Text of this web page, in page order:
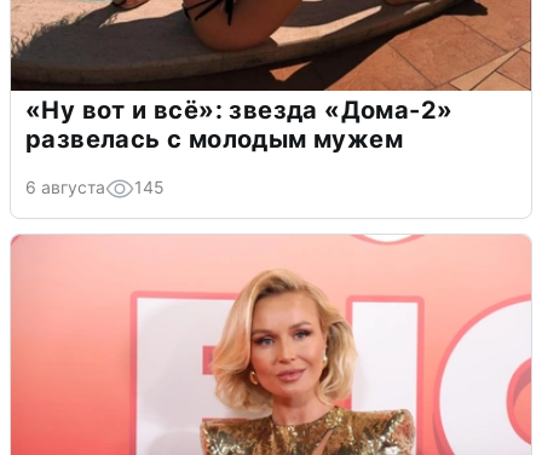
«Ну вот и всё»: звезда «Дома-2»
развелась с молодым мужем
6 августа 145